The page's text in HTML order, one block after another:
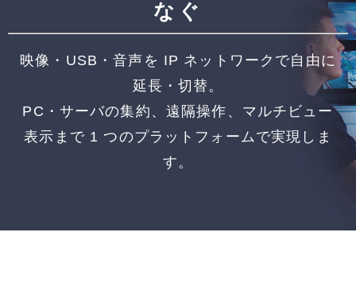
ブログ
なぐ
映像・USB・音声を IP ネットワークで自由に
延長・切替。
PC・サーバの集約、遠隔操作、マルチビュー
表示まで 1 つのプラットフォームで実現しま
す。